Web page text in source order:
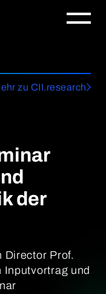
zu CII.research
der
Director Prof.
Inputvortrag und